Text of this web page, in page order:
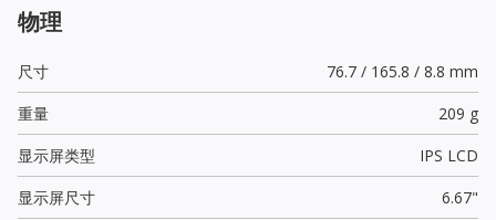
物理
尺寸
76.7 / 165.8 / 8.8 mm
重量
209 g
显示屏类型
IPS LCD
显示屏尺寸
6.67"